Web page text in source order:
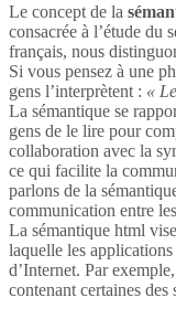
Le concept de la
consacrée à l’étude du
français, nous
Si vous pensez à une
gens l’interprètent : «
La sémantique se
gens de le lire pour
collaboration avec la
ce qui facilite la
parlons de la
communication entre
La sémantique html
laquelle les
d’Internet. Par
contenant certaines